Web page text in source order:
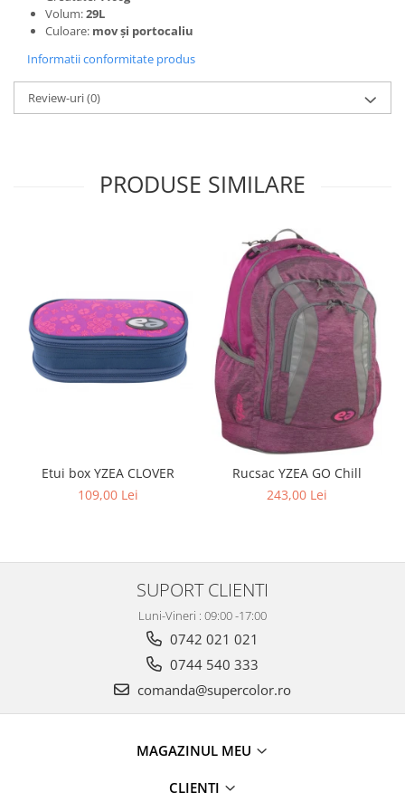
Hârtie
A4
Plicuri
Plicuri documente
Ghiozdane şi penare
Brand TAKE IT EASY
Rucsaci
Brand TAKE IT EASY tip BERLIN
Brand TAKE IT EASY tip PARIS
Genţi, portofele şi umbrele
Volum:29L
Culoare: mov şi portocaliu
Informatii conformitate produs
Review-uri(0)
PRODUSE SIMILARE
Etui box YZEA CLOVER
109,00 Lei
Rucsac YZEA GO Chill
243,00 Lei
SUPORT CLIENTI
Luni-Vineri : 09:00 -17:00
0742 021 021
0744 540 333
comanda@supercolor.ro
MAGAZINUL MEU
CLIENTI